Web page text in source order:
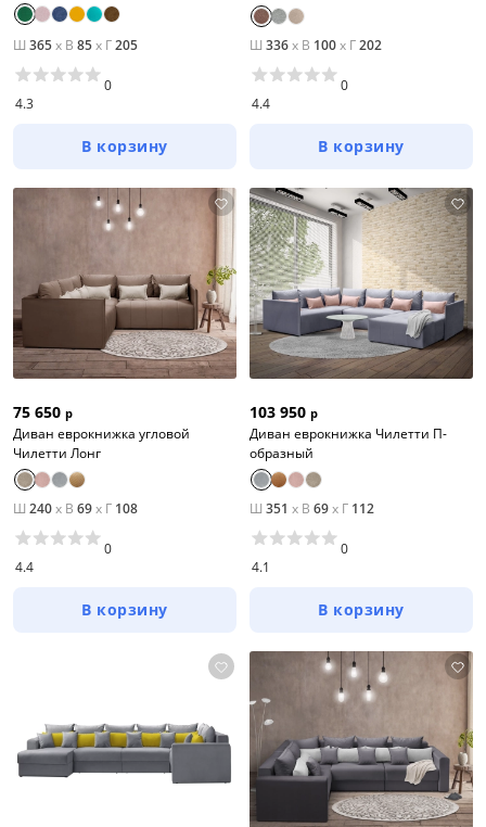
Ш 365x В 85x Г205
4.3
0
В корзину
Ш 336x В 100x Г202
4.4
0
В корзину
75 650 р
Диван еврокнижка угловой
Чилетти Лонг
Ш 240x В 69x Г 108
4.4
0
В корзину
103 950 р
Диван еврокнижка Чилетти П-
образный
Ш 351 x В 69x Г 112
4.1
0
В корзину